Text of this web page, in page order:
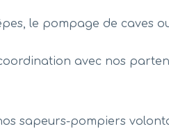
le pompage de caves
avec nos
sapeurs-pompiers